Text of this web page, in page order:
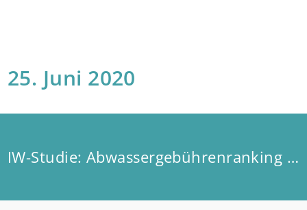
25. Juni 2020
IW-Studie: Abwassergebührenranking 2020